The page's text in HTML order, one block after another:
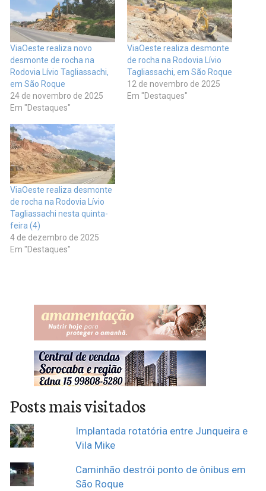
ViaOeste realiza novo
desmonte de rocha na
Rodovia Lívio Tagliassachi,
em São Roque
24 de novembro de 2025
Em "Destaques"
ViaOeste realiza desmonte
de rocha na Rodovia Lívio
Tagliassachi, em São Roque
12 de novembro de 2025
Em "Destaques"
ViaOeste realiza desmonte
de rocha na Rodovia Lívio
Tagliassachi nesta quinta-
feira (4)
4 de dezembro de 2025
Em "Destaques"
Posts mais visitados
Implantada rotatória entre Junqueira e
Vila Mike
Caminhão destrói ponto de ônibus em
São Roque